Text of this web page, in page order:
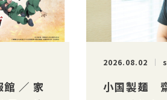
館 ／ 家
2026.08.02
小国製麺